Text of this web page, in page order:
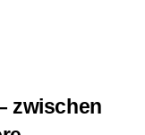
zwischen